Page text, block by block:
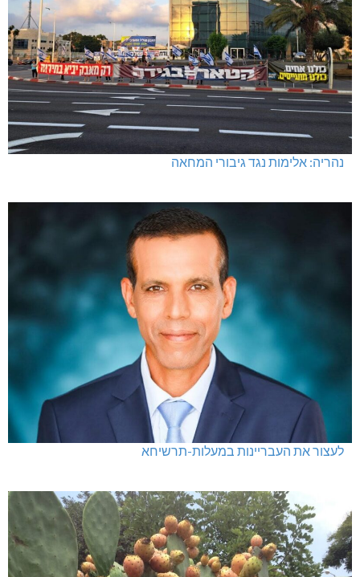
נהריה: אלימות נגד גיבורי המחאה
לעצור את העבריינות במעלות-תרשיחא